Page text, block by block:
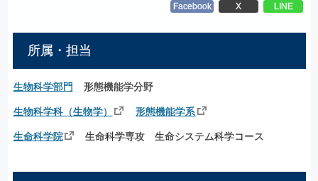
Facebook X LINE
所属・担当
生物科学部門 形態機能学分野
生物科学科（生物学） 形態機能学系
生命科学院 生命科学専攻 生命システム科学コース